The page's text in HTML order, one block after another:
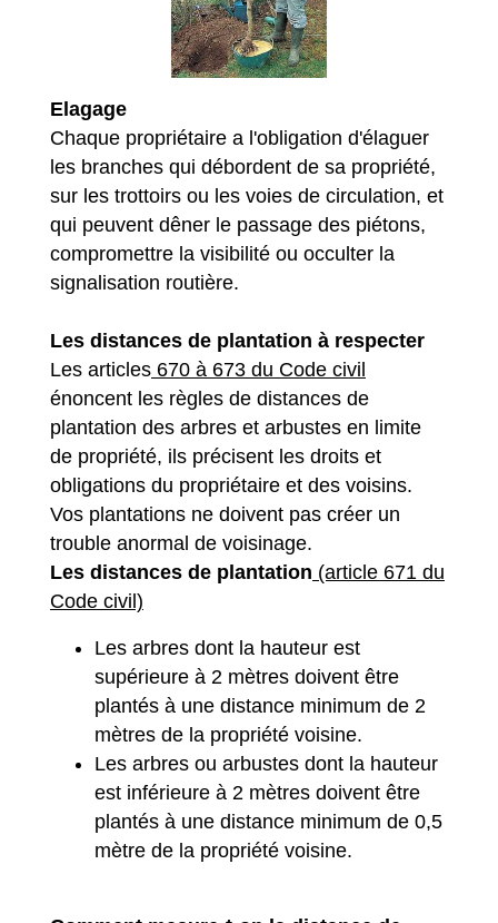
Elagage
Chaque propriétaire a l'obligation d'élaguer
les branches qui débordent de sa propriété,
sur les trottoirs ou les voies de circulation, et
qui peuvent dêner le passage des piétons,
compromettre la visibilité ou occulter la
signalisation routière.
Les distances de plantation à respecter
Les articles 670 à 673 du Code civil
énoncent les règles de distances de
plantation des arbres et arbustes en limite
de propriété, ils précisent les droits et
obligations du propriétaire et des voisins.
Vos plantations ne doivent pas créer un
trouble anormal de voisinage.
Les distances de plantation (article 671 du
Code civil)
Les arbres dont la hauteur est
supérieure à 2 mètres doivent être
plantés à une distance minimum de 2
mètres de la propriété voisine.
Les arbres ou arbustes dont la hauteur
est inférieure à 2 mètres doivent être
plantés à une distance minimum de 0,5
mètre de la propriété voisine.